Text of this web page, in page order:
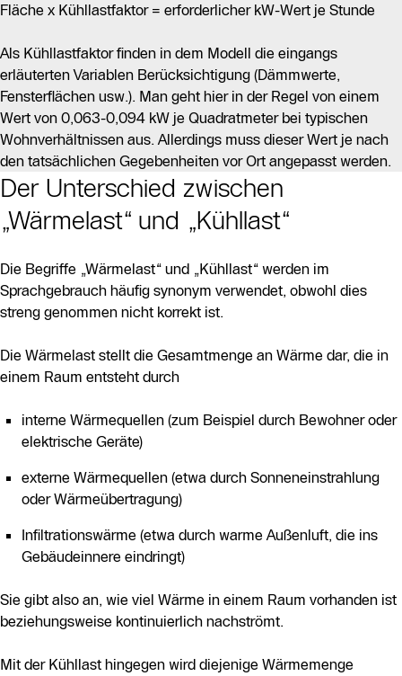
Fläche x Kühllastfaktor = erforderlicher kW-Wert je Stunde
Als Kühllastfaktor finden in dem Modell die eingangs
erläuterten Variablen Berücksichtigung (Dämmwerte,
Fensterflächen usw.). Man geht hier in der Regel von einem
Wert von 0,063-0,094 kW je Quadratmeter bei typischen
Wohnverhältnissen aus. Allerdings muss dieser Wert je nach
den tatsächlichen Gegebenheiten vor Ort angepasst werden.
Der Unterschied zwischen
„Wärmelast“ und „Kühllast“
Die Begriffe „Wärmelast“ und „Kühllast“ werden im
Sprachgebrauch häufig synonym verwendet, obwohl dies
streng genommen nicht korrekt ist.
Die Wärmelast stellt die Gesamtmenge an Wärme dar, die in
einem Raum entsteht durch
interne Wärmequellen (zum Beispiel durch Bewohner oder
elektrische Geräte)
externe Wärmequellen (etwa durch Sonneneinstrahlung
oder Wärmeübertragung)
Infiltrationswärme (etwa durch warme Außenluft, die ins
Gebäudeinnere eindringt)
Sie gibt also an, wie viel Wärme in einem Raum vorhanden ist
beziehungsweise kontinuierlich nachströmt.
Mit der Kühllast hingegen wird diejenige Wärmemenge